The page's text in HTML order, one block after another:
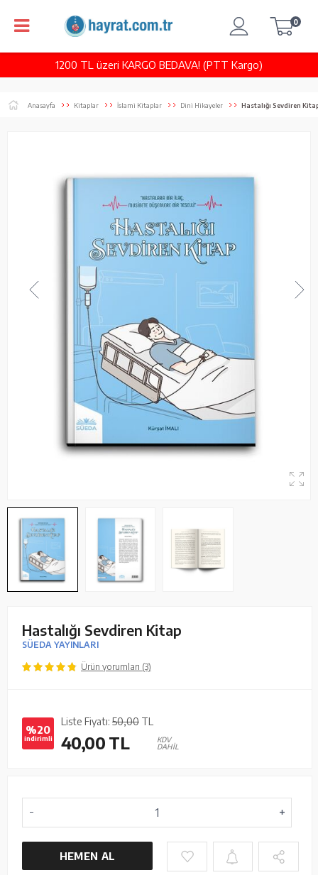
1200 TL üzeri KARGO BEDAVA! (PTT Kargo)
0
Anasayfa Kitaplar İslami Kitaplar Dini Hikayeler Hastalığı Sevdiren
Hastalığı Sevdiren Kitap
SÜEDA YAYINLARI
Ürün yorumları (3)
%20
indirimli
Liste Fiyatı: 50,00 TL
40,00TL
KDV
DAHİL
HEMEN AL